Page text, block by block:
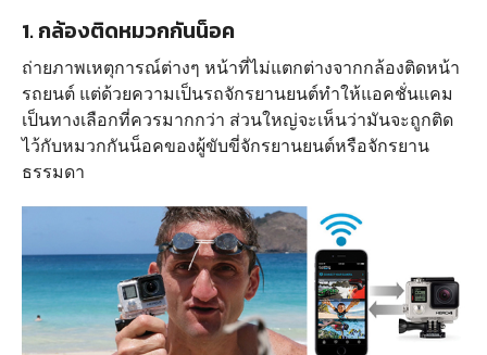
1. กล้องติดหมวกกันน็อค
ถ่ายภาพเหตุการณ์ต่างๆ หน้าที่ไม่แตกต่างจากกล้องติดหน้า
รถยนต์ แต่ด้วยความเป็นรถจักรยานยนต์ทำให้แอคชั่นแคม
เป็นทางเลือกที่ควรมากกว่า ส่วนใหญ่จะเห็นว่ามันจะถูกติด
ไว้กับหมวกกันน็อคของผู้ขับขี่จักรยานยนต์หรือจักรยาน
ธรรมดา